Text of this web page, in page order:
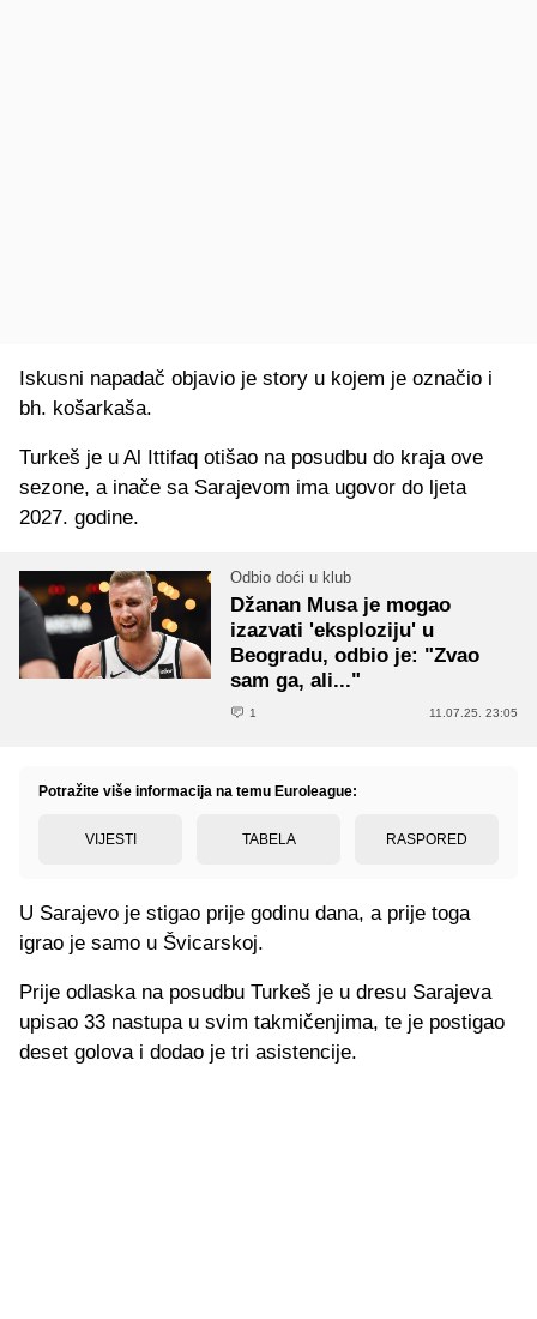
Iskusni napadač objavio je story u kojem je označio i
bh. košarkaša.
Turkeš je u Al Ittifaq otišao na posudbu do kraja ove
sezone, a inače sa Sarajevom ima ugovor do ljeta
2027. godine.
Odbio doći u klub
Džanan Musa je mogao
izazvati 'eksploziju' u
Beogradu, odbio je: "Zvao
sam ga, ali..."
1 11.07.25. 23:05
Potražite više informacija na temu Euroleague:
VIJESTI TABELA RASPORED
U Sarajevo je stigao prije godinu dana, a prije toga
igrao je samo u Švicarskoj.
Prije odlaska na posudbu Turkeš je u dresu Sarajeva
upisao 33 nastupa u svim takmičenjima, te je postigao
deset golova i dodao je tri asistencije.